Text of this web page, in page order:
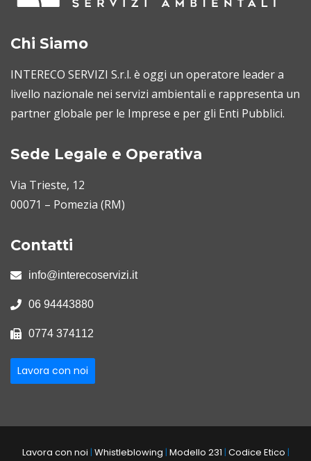
Chi Siamo
INTERECO SERVIZI S.r.l. è oggi un operatore leader a
livello nazionale nei servizi ambientali e rappresenta un
partner globale per le Imprese e per gli Enti Pubblici.
Sede Legale e Operativa
Via Trieste, 12
00071 – Pomezia (RM)
Contatti
info@interecoservizi.it
06 94443880
0774 374112
Lavora con noi
Lavora con noi | Whistleblowing | Modello 231 | Codice Etico |